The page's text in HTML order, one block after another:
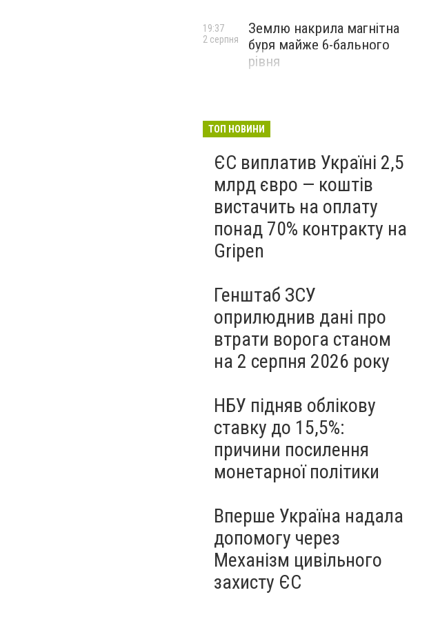
Землю накрила магнітна
буря майже 6-бального
рівня
19:37
2 серпня
ТОП НОВИНИ
ЄС виплатив Україні 2,5
млрд євро — коштів
вистачить на оплату
понад 70% контракту на
Gripen
Генштаб ЗСУ
оприлюднив дані про
втрати ворога станом
на 2 серпня 2026 року
НБУ підняв облікову
ставку до 15,5%:
причини посилення
монетарної політики
Вперше Україна надала
допомогу через
Механізм цивільного
захисту ЄС